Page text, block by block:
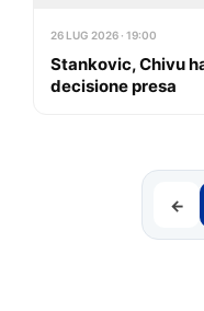
26 LUG 2026 · 19:00
Stankovic, Chivu
decisione presa
←